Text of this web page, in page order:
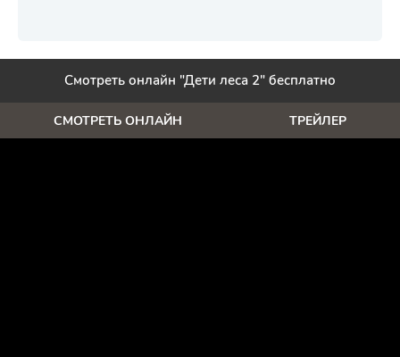
Смотреть онлайн "Дети леса 2" бесплатно
СМОТРЕТЬ ОНЛАЙН ТРЕЙЛЕР